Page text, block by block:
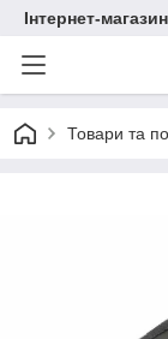
Інтернет-
Товари та